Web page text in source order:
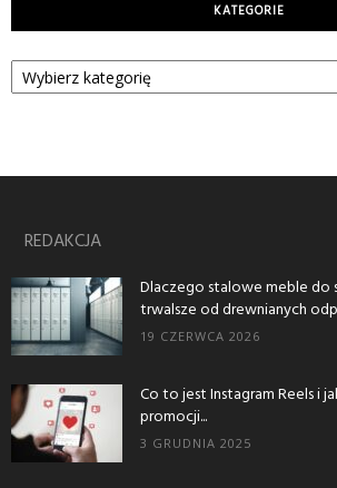
KATEGORIE
Kategorie
REDAKCJA
Dlaczego stalowe meble do
trwalsze od drewnianych
19 CZERWCA 2026
Co to jest Instagram Reels i
promocji...
3 GRUDNIA 2025